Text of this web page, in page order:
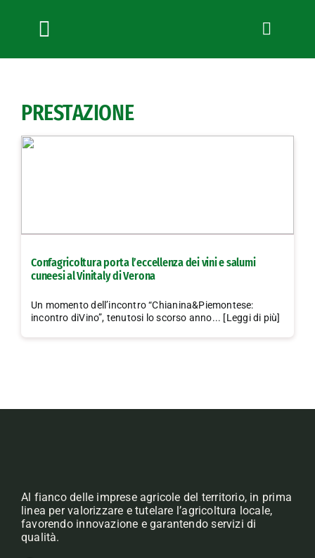
Toggle
Navigation
News
Bandi
Lavora con noi
PRESTAZIONE
Confagricoltura porta l’eccellenza dei vini e salumi
cuneesi al Vinitaly di Verona
Un momento dell’incontro “Chianina&Piemontese:
incontro diVino”, tenutosi lo scorso anno... [Leggi di più]
Al fianco delle imprese agricole del territorio, in prima
linea per valorizzare e tutelare l’agricoltura locale,
favorendo innovazione e garantendo servizi di
qualità.